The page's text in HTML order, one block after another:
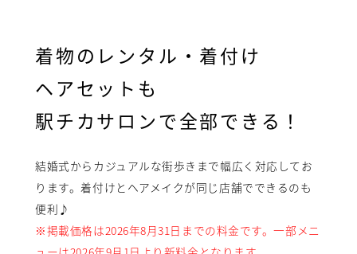
着物のレンタル・着付け
ヘアセットも
駅チカサロンで全部できる！
結婚式からカジュアルな街歩きまで幅広く対応してお
ります。着付けとヘアメイクが同じ店舗でできるのも
便利♪
※掲載価格は2026年8月31日までの料金です。一部メニ